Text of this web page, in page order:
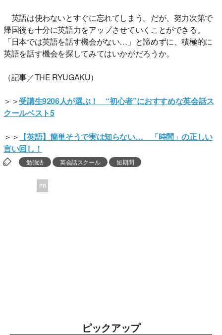
英語は使わないとすぐに忘れてしまう。だが、努力次第で
帰国後も十分に英語力をアップさせていくことができる。
「日本では英語を話す機会がない…」と諦めずに、積極的に
英語を話す機会を探してみてはいかがだろうか。
（記事／THE RYUGAKU）
＞＞受講生9206人が選ぶ！ “初心者”におすすめな英会話ス
クールベスト5
＞＞ 【英語】簡単そうで実は知らない… 「時間」の正しい
言い回し！
勉強法 英会話スクール 短期間
PR
ピックアップ